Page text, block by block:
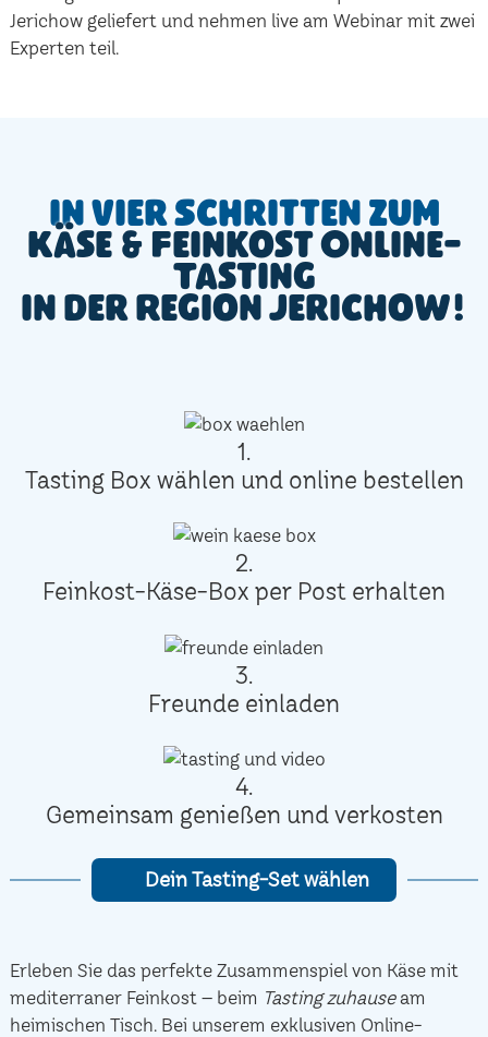
Jerichow geliefert und nehmen live am Webinar mit zwei
Experten teil.
In vier Schritten zum
Käse & Feinkost Online-
Tasting
in der Region Jerichow!
1.
Tasting Box wählen und online bestellen
2.
Feinkost-Käse-Box per Post erhalten
3.
Freunde einladen
4.
Gemeinsam genießen und verkosten
Dein Tasting-Set wählen
Erleben Sie das perfekte Zusammenspiel von Käse mit
mediterraner Feinkost – beim Tasting zuhauseam
heimischen Tisch. Bei unserem exklusiven Online-